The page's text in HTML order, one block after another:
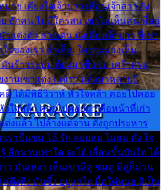
ย เคียงใจเจ้าบ่าว เพื่อนเจ้าสาว ยัง
ฮักคน ไม่มีใครสน เขาไม่เห็นคน ที่อยู่
วแต่งตัว สวยเด่น นั่งเคียงเจ้าบ่าว ที่เขา
ใจของเรา ลำเค็ญ ใครจะมองเห็น
มันร้าวระบม ต้องมาขื่นขม เศร้าตรม
านเขาแต่ง แต่เรา แล้งมาหลายปี
ดี ได้มีพิธีวิวาห์ หัวใจหล้า คอยไปคอย
วใจหล้า คอยไปคอยมา คือหน้าที่เก่า
ต่งแล้ว ไปล้างแต่จาน ดั่งถูกประหาร
เราขื่นขม โอ้ รัก ลอยลม ไม่สม ดัง ใจ
อีกนานเท่าใด จะได้ เลื่อนขั้นบันได ได้
าว มันเหงา เห็นเขามีคู่ ซมดู มีคู่ก็ม่วน
ห่ตึงตึง มันซึ้ง อยู่แก่ใจ มื้อใด๋หนอ สิเป็น